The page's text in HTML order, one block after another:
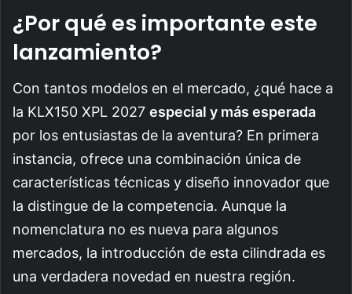
¿Por qué es importante este
lanzamiento?
Con tantos modelos en el mercado, ¿qué hace a
la KLX150 XPL 2027 especial y más esperada
por los entusiastas de la aventura? En primera
instancia, ofrece una combinación única de
características técnicas y diseño innovador que
la distingue de la competencia. Aunque la
nomenclatura no es nueva para algunos
mercados, la introducción de esta cilindrada es
una verdadera novedad en nuestra región.